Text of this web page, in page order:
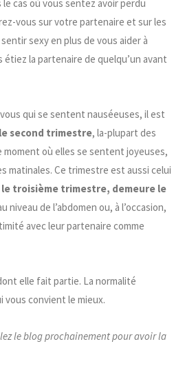
le cas où vous sentez avoir perdu
vous sur votre partenaire et sur les
sexy en plus de vous aider à
la partenaire de quelqu’un avant
qui se sentent nauséeuses, il est
second trimestre, la-plupart des
moment où elles se sentent joyeuses,
matinales. Ce trimestre est aussi celui
le troisième trimestre, demeure le
de l’abdomen ou, à l’occasion,
avec leur partenaire comme
elle fait partie. La normalité
vous convient le mieux.
le blog prochainement pour avoir la